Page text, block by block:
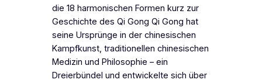
die 18 harmonischen Formen kurz zur
Geschichte des Qi Gong Qi Gong hat
seine Ursprünge in der chinesischen
Kampfkunst, traditionellen chinesischen
Medizin und Philosophie – ein
Dreierbündel und entwickelte sich über